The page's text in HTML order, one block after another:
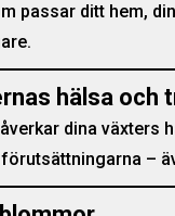
passar ditt hem,
hälsa och
dina växters
–